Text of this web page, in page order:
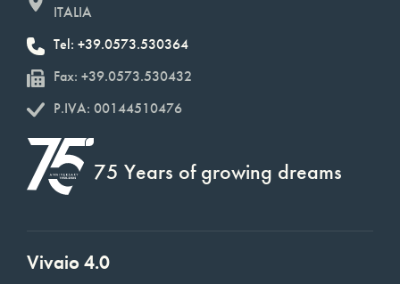
ITALIA
Tel: +39.0573.530364
Fax: +39.0573.530432
P.IVA: 00144510476
75 Years of growing dreams
Vivaio 4.0